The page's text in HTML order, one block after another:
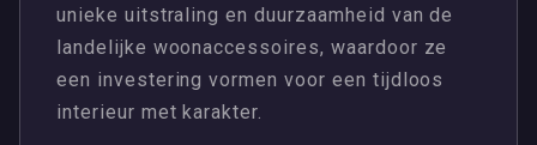
unieke uitstraling en duurzaamheid van de
landelijke woonaccessoires, waardoor ze
een investering vormen voor een tijdloos
interieur met karakter.